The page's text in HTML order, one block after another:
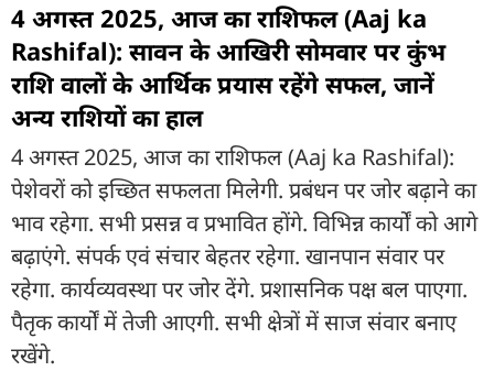
4 अगस्त 2025, आज का राशिफल (Aaj ka
Rashifal): सावन के आखिरी सोमवार पर कुंभ
राशि वालों के आर्थिक प्रयास रहेंगे सफल, जानें
अन्य राशियों का हाल
4 अगस्त 2025, आज का राशिफल (Aaj ka Rashifal):
पेशेवरों को इच्छित सफलता मिलेगी. प्रबंधन पर जोर बढ़ाने का
भाव रहेगा. सभी प्रसन्न व प्रभावित होंगे. विभिन्न कार्यों को आगे
बढ़ाएंगे. संपर्क एवं संचार बेहतर रहेगा. खानपान संवार पर
रहेगा. कार्यव्यवस्था पर जोर देंगे. प्रशासनिक पक्ष बल पाएगा.
पैतृक कार्यों में तेजी आएगी. सभी क्षेत्रों में साज संवार बनाए
रखेंगे.